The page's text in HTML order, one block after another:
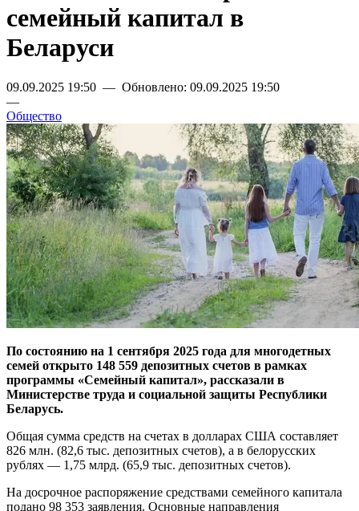
семейный капитал в
Беларуси
09.09.2025 19:50 — Обновлено: 09.09.2025 19:50
—
Общество
По состоянию на 1 сентября 2025 года для многодетных
семей открыто 148 559 депозитных счетов в рамках
программы «Семейный капитал», рассказали в
Министерстве труда и социальной защиты Республики
Беларусь.
Общая сумма средств на счетах в долларах США составляет
826 млн. (82,6 тыс. депозитных счетов), а в белорусских
рублях — 1,75 млрд. (65,9 тыс. депозитных счетов).
На досрочное распоряжение средствами семейного капитала
подано 98 353 заявления. Основные направления